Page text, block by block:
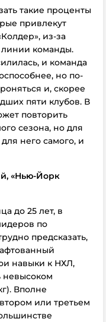
такие проценты
привлекут
из-за
команды.
и команда
но по-
и, скорее
пяти клубов. В
повторить
сезона, но для
него самого, и
«Нью-Йорк
до 25 лет, в
по
предсказать,
навыки к НХЛ,
невысоком
Вполне
или третьем